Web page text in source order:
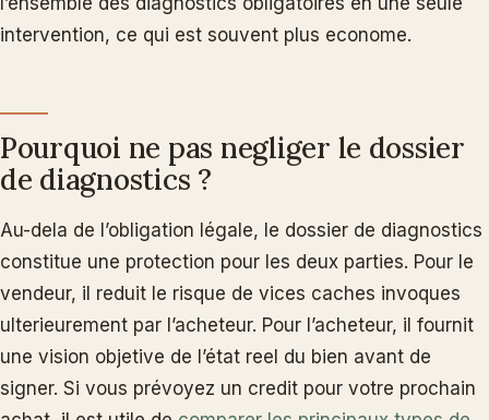
intervention, ce qui est souvent plus econome.
Pourquoi ne pas negliger le dossier
de diagnostics ?
Au-dela de l’obligation légale, le dossier de diagnostics
constitue une protection pour les deux parties. Pour le
vendeur, il reduit le risque de vices caches invoques
ulterieurement par l’acheteur. Pour l’acheteur, il fournit
une vision objetive de l’état reel du bien avant de
signer. Si vous prévoyez un credit pour votre prochain